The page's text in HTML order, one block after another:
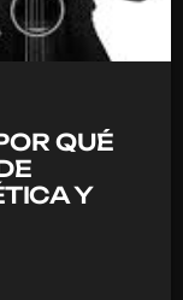
QUÉ
Y